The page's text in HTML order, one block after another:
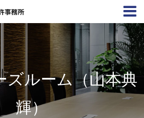
ズルーム（⼭本典
輝）